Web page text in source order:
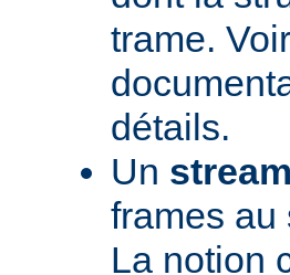
trame.
détails.
Un stream
frames au
La notion